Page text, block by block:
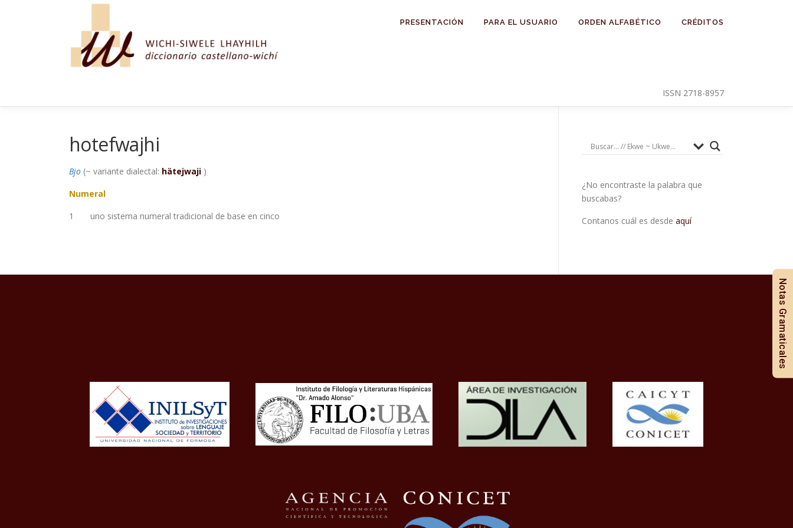
PRESENTACIÓN PARA EL USUARIO ORDEN ALFABÉTICO CRÉDITOS
ISSN 2718-8957
hotefwajhi
Bjo (~ variante dialectal: hätejwaji )
Numeral
1
uno sistema numeral tradicional de base en cinco
¿No encontraste la palabra que
buscabas?
Contanos cuál es desde aquí
Notas Gramaticales